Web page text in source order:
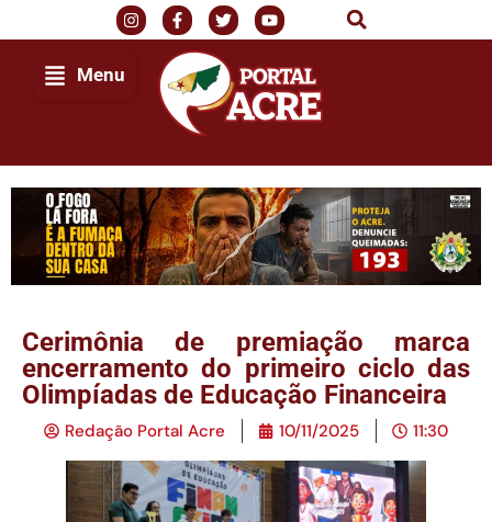
Menu
Cerimônia de premiação marca
encerramento do primeiro ciclo das
Olimpíadas de Educação Financeira
Redação Portal Acre 10/11/2025 11:30